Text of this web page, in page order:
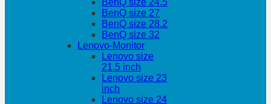
BenQ size 24.5
BenQ size 27
BenQ size 28.2
BenQ size 32
Lenovo-Monitor
Lenovo size
21.5 inch
Lenovo size 23
inch
Lenovo size 24